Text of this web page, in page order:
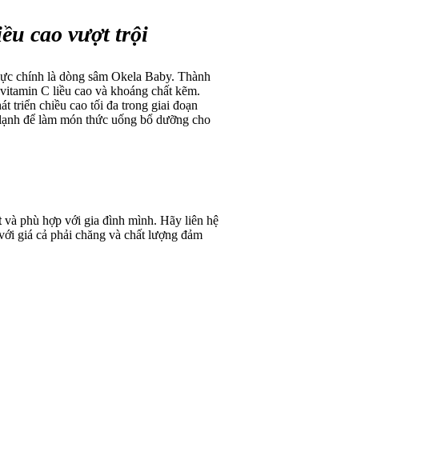
cao vượt trội
chính là dòng sâm Okela Baby. Thành
C liều cao và khoáng chất kẽm.
triển chiều cao tối đa trong giai đoạn
để làm món thức uống bổ dưỡng cho
và phù hợp với gia đình mình. Hãy liên hệ
giá cả phải chăng và chất lượng đảm